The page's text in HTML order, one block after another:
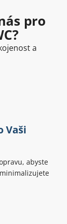
pro
a
Vaši
abyste